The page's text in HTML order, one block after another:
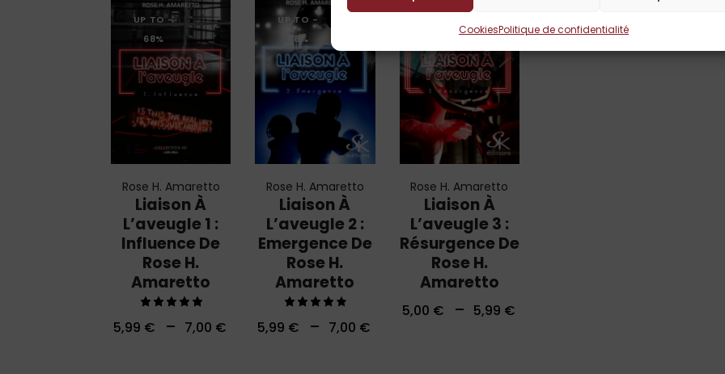
CookiesPolitique de confidentialité
UP TO-
68%
Liaison À
L’aveugle 1 :
Influence De
Rose H.
Amaretto
Rose H. Amaretto
5,99 € – 7,00 €
UP TO -
68%
Liaison À
L’aveugle 2 :
Emergence De
Rose H.
Amaretto
Rose H. Amaretto
5,99 € – 7,00 €
4.00
Liaison À
L’aveugle 3 :
Résurgence De
Rose H.
Amaretto
Rose H. Amaretto
5,00 € – 5,99 €